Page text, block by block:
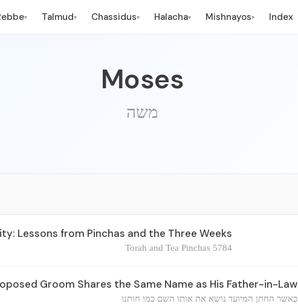
▾ Talmud▾ Chassidus▾ Halacha▾ Mishnayos▾ Index
Moses
משה
Lessons from Pinchas and the Three Weeks
Torah and Tea Pinchas 5784
Groom Shares the Same Name as His Father-in-Law
כאשר החתן המיועד נושא את אותו השם כמו חותנו